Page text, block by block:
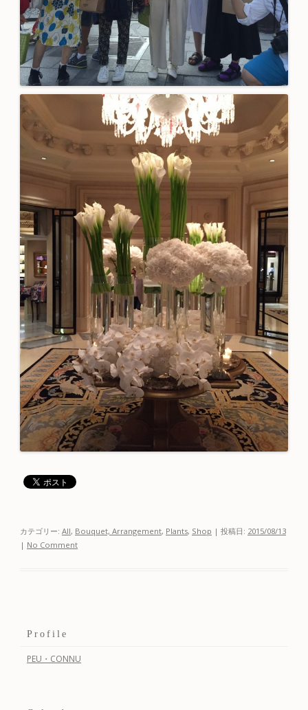
カテゴリー: All, Bouquet, Arrangement, Plants, Shop | 投稿日: 2015/08/13
| No Comment
Profile
PEU・CONNU